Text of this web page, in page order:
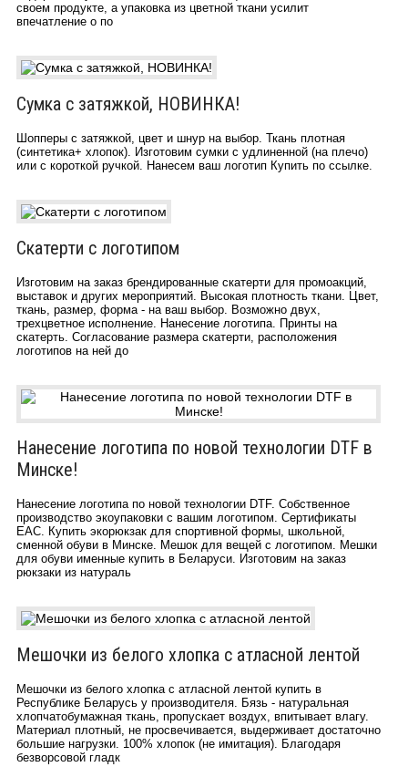
своем продукте, а упаковка из цветной ткани усилит
впечатление о по
Сумка с затяжкой, НОВИНКА!
Шопперы с затяжкой, цвет и шнур на выбор. Ткань плотная
(синтетика+ хлопок). Изготовим сумки с удлиненной (на плечо)
или с короткой ручкой. Нанесем ваш логотип Купить по ссылке.
Скатерти с логотипом
Изготовим на заказ брендированные скатерти для промоакций,
выставок и других мероприятий. Высокая плотность ткани. Цвет,
ткань, размер, форма - на ваш выбор. Возможно двух,
трехцветное исполнение. Нанесение логотипа. Принты на
скатерть. Согласование размера скатерти, расположения
логотипов на ней до
Нанесение логотипа по новой технологии DTF в
Минске!
Нанесение логотипа по новой технологии DTF. Cобственное
производство экоупаковки с вашим логотипом. Сертификаты
ЕАС. Купить экорюкзак для спортивной формы, школьной,
сменной обуви в Минске. Мешок для вещей с логотипом. Мешки
для обуви именные купить в Беларуси. Изготовим на заказ
рюкзаки из натураль
Мешочки из белого хлопка с атласной лентой
Мешочки из белого хлопка с атласной лентой купить в
Республике Беларусь у производителя. Бязь - натуральная
хлопчатобумажная ткань, пропускает воздух, впитывает влагу.
Материал плотный, не просвечивается, выдерживает достаточно
большие нагрузки. 100% хлопок (не имитация). Благодаря
безворсовой гладк